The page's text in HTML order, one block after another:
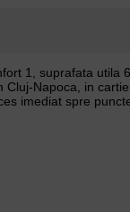
1, suprafata utila
Napoca, in
imediat spre